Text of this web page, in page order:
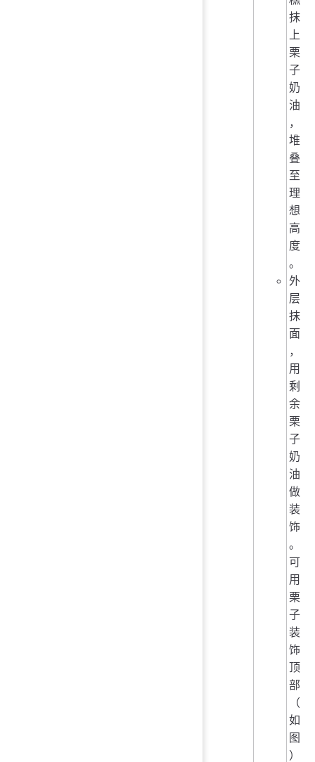
抹
上
栗
子
奶
油
，
堆
叠
至
理
想
高
度
。
外
层
抹
面
，
用
剩
余
栗
子
奶
油
做
装
饰
。
可
用
栗
子
装
饰
顶
部
（
如
图
）